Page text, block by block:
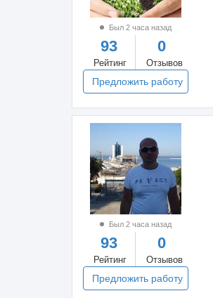
Был 2 часа назад
93
Рейтинг
0
Отзывов
Предложить работу
Был 2 часа назад
93
Рейтинг
0
Отзывов
Предложить работу